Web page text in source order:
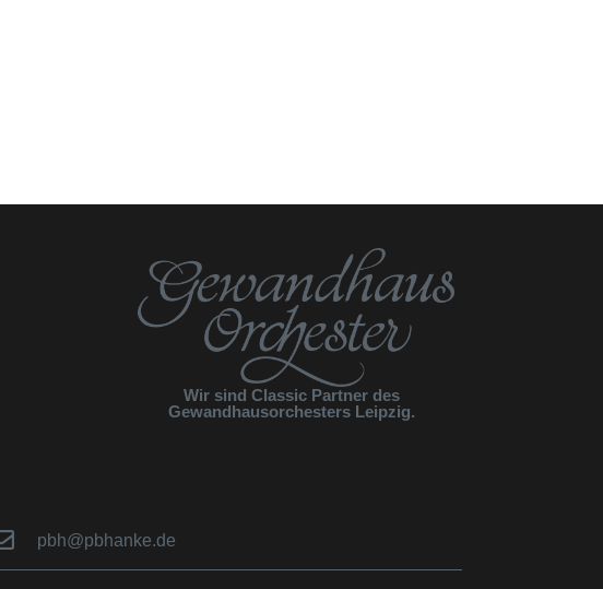
Wir sind Classic Partner des
Gewandhausorchesters Leipzig.
pbh@pbhanke.de